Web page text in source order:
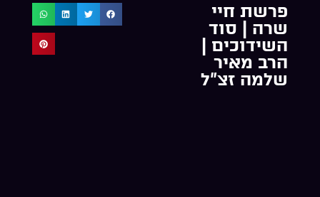
פרשת חיי
שרה | סוד
השידוכים |
הרב מאיר
שלמה זצ”ל